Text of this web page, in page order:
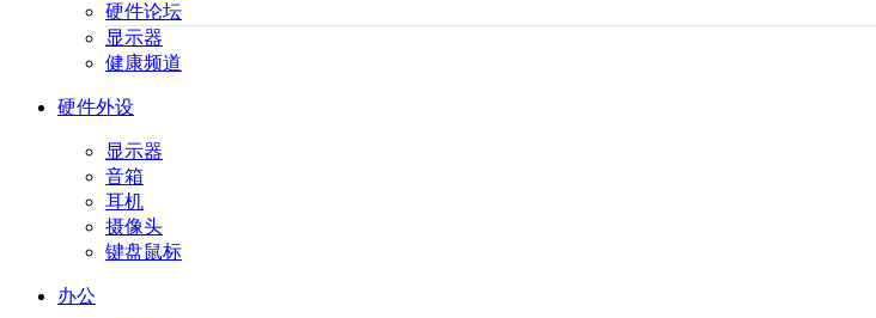
硬件论坛
显示器
健康频道
硬件外设
显示器
音箱
耳机
摄像头
键盘鼠标
办公